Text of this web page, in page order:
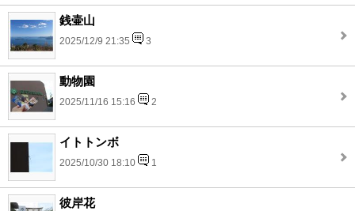
銭壷山
2025/12/9 21:35 3
動物園
2025/11/16 15:16 2
イトトンボ
2025/10/30 18:10 1
彼岸花